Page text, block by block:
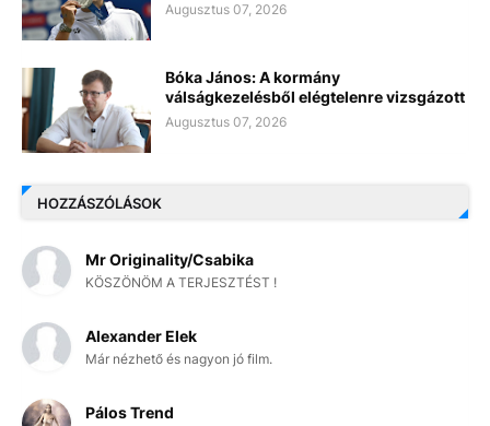
Augusztus 07, 2026
Bóka János: A kormány
válságkezelésből elégtelenre vizsgázott
Augusztus 07, 2026
HOZZÁSZÓLÁSOK
Mr Originality/Csabika
KÖSZÖNÖM A TERJESZTÉST !
Alexander Elek
Már nézhető és nagyon jó film.
Pálos Trend